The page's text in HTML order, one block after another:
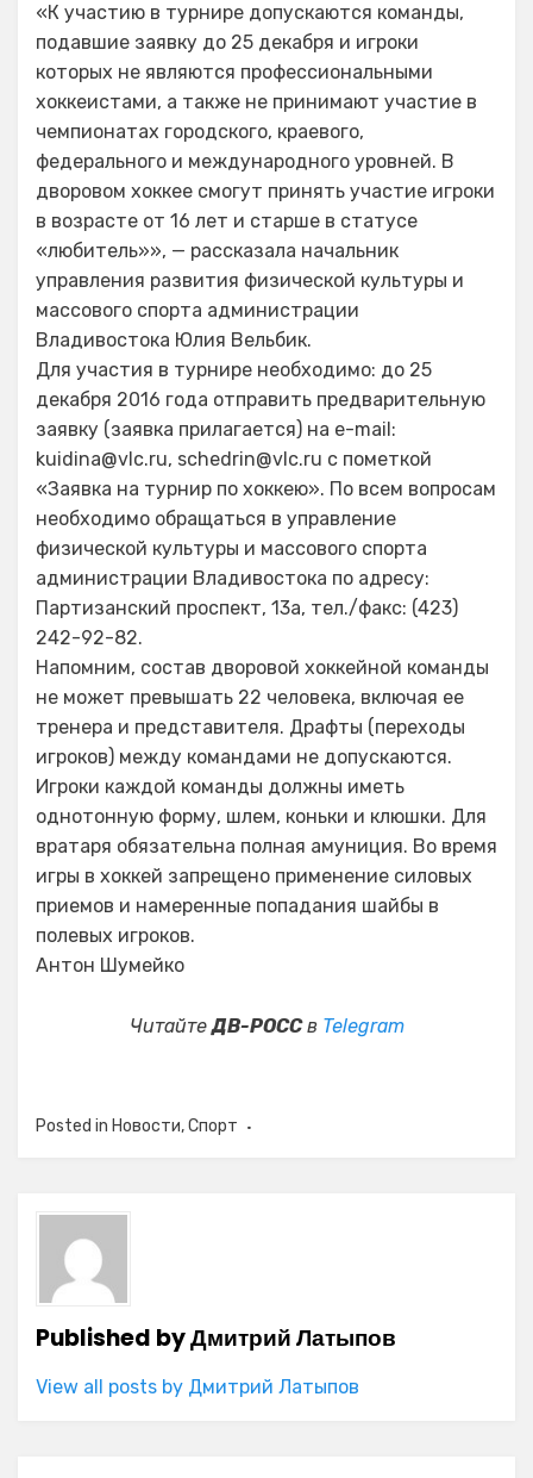
«К участию в турнире допускаются команды,
подавшие заявку до 25 декабря и игроки
которых не являются профессиональными
хоккеистами, а также не принимают участие в
чемпионатах городского, краевого,
федерального и международного уровней. В
дворовом хоккее смогут принять участие игроки
в возрасте от 16 лет и старше в статусе
«любитель»», — рассказала начальник
управления развития физической культуры и
массового спорта администрации
Владивостока Юлия Вельбик.
Для участия в турнире необходимо: до 25
декабря 2016 года отправить предварительную
заявку (заявка прилагается) на e-mail:
kuidina@vlc.ru, schedrin@vlc.ru с пометкой
«Заявка на турнир по хоккею». По всем вопросам
необходимо обращаться в управление
физической культуры и массового спорта
администрации Владивостока по адресу:
Партизанский проспект, 13а, тел./факс: (423)
242-92-82.
Напомним, состав дворовой хоккейной команды
не может превышать 22 человека, включая ее
тренера и представителя. Драфты (переходы
игроков) между командами не допускаются.
Игроки каждой команды должны иметь
однотонную форму, шлем, коньки и клюшки. Для
вратаря обязательна полная амуниция. Во время
игры в хоккей запрещено применение силовых
приемов и намеренные попадания шайбы в
полевых игроков.
Антон Шумейко
ЧитайтеДВ-РОССв Telegram
Posted in Новости,Спорт
Published byДмитрий Латыпов
View all posts by Дмитрий Латыпов